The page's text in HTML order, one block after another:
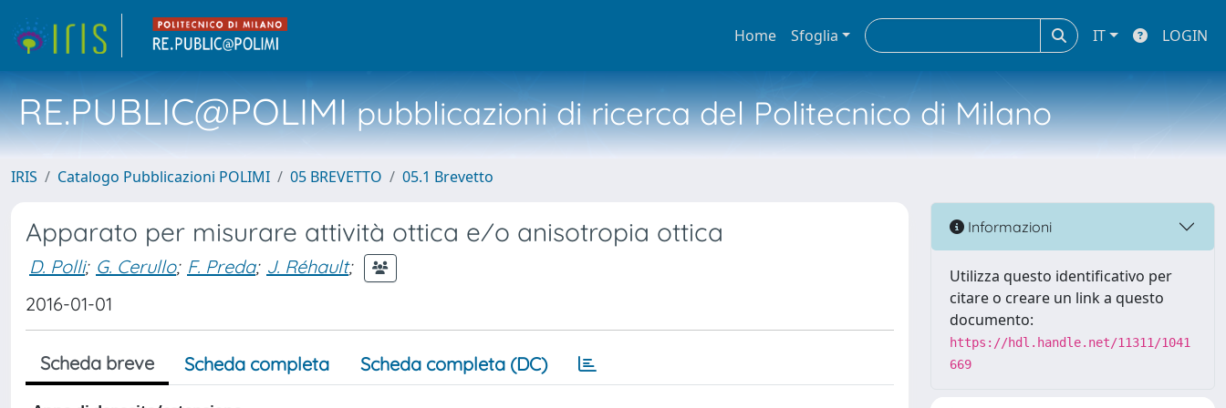
Home Sfoglia IT LOGIN
RE.PUBLIC@POLIMIpubblicazioni di ricerca del Politecnico di Milano
IRIS Catalogo Pubblicazioni POLIMI 05 BREVETTO 05.1 Brevetto
Apparato per misurare attività ottica e⁄o anisotropia ottica
D. Polli; G. Cerullo; F. Preda; J. Réhault;
2016-01-01
Scheda breve Scheda completa Scheda completa (DC)
Informazioni
Utilizza questo identificativo per
citare o creare un link a questo
documento:
https://hdl.handle.net/11311/1041
669